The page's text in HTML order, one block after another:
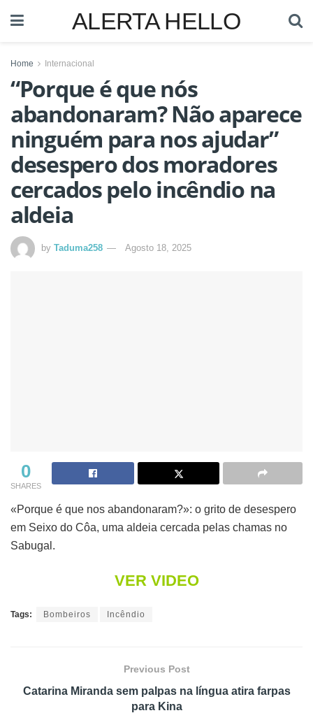
ALERTA HELLO
Home Internacional
“Porque é que nós
abandonaram? Não aparece
ninguém para nos ajudar”
desespero dos moradores
cercados pelo incêndio na
aldeia
by Taduma258 Agosto 18, 2025
0
SHARES
«Porque é que nos abandonaram?»: o grito de desespero
em Seixo do Côa, uma aldeia cercada pelas chamas no
Sabugal.
VER VIDEO
Tags: Bombeiros Incêndio
Previous Post
Catarina Miranda sem palpas na língua atira farpas
para Kina